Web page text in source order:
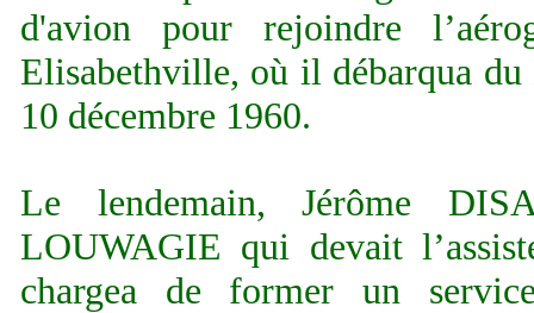
d'avion pour rejoindre
Elisabethville, où il débarqua du
10 décembre 1960.
Le lendemain, Jérôme
LOUWAGIE qui devait
chargea de former un